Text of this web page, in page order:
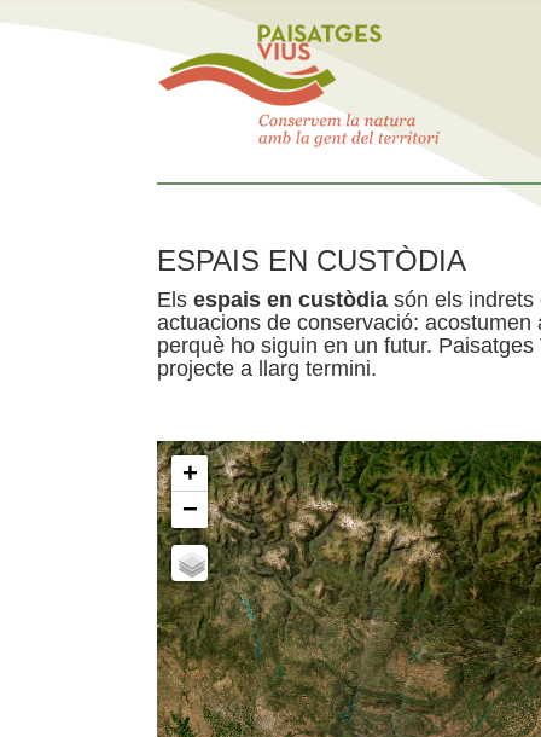
ESPAIS EN CUSTÒDIA
Els espais en custòdia són els indrets
actuacions de conservació:
perquè ho siguin en un futur.
projecte a llarg termini.
+
−